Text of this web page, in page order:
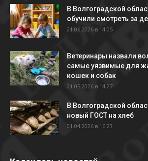
В Волгоградской
обучили смотреть за
21.06.2026 в 14:05
Ветеринары назвали
самые уязвимые для
кошек и собак
21.05.2026 в 14:27
В Волгоградской
новый ГОСТ на хлеб
01.04.2026 в 16:23